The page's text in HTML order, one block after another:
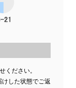
ください。
した状態でご返